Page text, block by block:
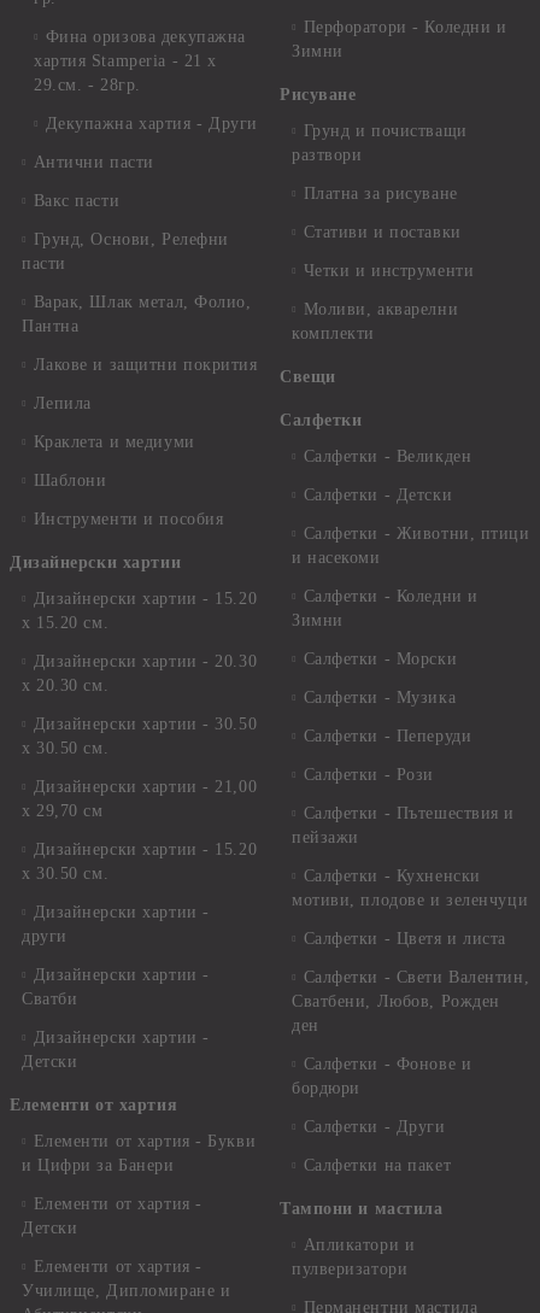
Фина оризова декупажна
хартия Stamperia - 21 х
29.см. - 28гр.
Декупажна хартия - Други
Антични пасти
Вакс пасти
Грунд, Основи, Релефни
пасти
Варак, Шлак метал, Фолио,
Пантна
Лакове и защитни покрития
Лепила
Краклета и медиуми
Шаблони
Инструменти и пособия
Дизайнерски хартии
Дизайнерски хартии - 15.20
х 15.20 см.
Дизайнерски хартии - 20.30
х 20.30 см.
Дизайнерски хартии - 30.50
х 30.50 см.
Дизайнерски хартии - 21,00
х 29,70 см
Дизайнерски хартии - 15.20
x 30.50 см.
Дизайнерски хартии -
други
Дизайнерски хартии -
Сватби
Дизайнерски хартии -
Детски
Елементи от хартия
Елементи от хартия - Букви
и Цифри за Банери
Елементи от хартия -
Детски
Елементи от хартия -
Училище, Дипломиране и
Перфоратори - Коледни и
Зимни
Рисуване
Грунд и почистващи
разтвори
Платна за рисуване
Стативи и поставки
Четки и инструменти
Моливи, акварелни
комплекти
Свещи
Салфетки
Салфетки - Великден
Салфетки - Детски
Салфетки - Животни, птици
и насекоми
Салфетки - Коледни и
Зимни
Салфетки - Морски
Салфетки - Музика
Салфетки - Пеперуди
Салфетки - Рози
Салфетки - Пътешествия и
пейзажи
Салфетки - Кухненски
мотиви, плодове и зеленчуци
Салфетки - Цветя и листа
Салфетки - Свети Валентин,
Сватбени, Любов, Рожден
ден
Салфетки - Фонове и
бордюри
Салфетки - Други
Салфетки на пакет
Тампони и мастила
Апликатори и
пулверизатори
Перманентни мастила